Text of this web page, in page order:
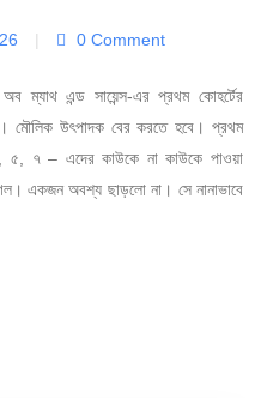
| 0 Comment
ম্যাথ এন্ড সায়েন্স-এর প্রথম কোহর্টের
মৌলিক উৎপাদক বের করতে হবে। প্রথম
৫, ৭ – এদের কাউকে না কাউকে পাওয়া
একজন অবশ্য ছাড়লো না। সে নানাভাবে